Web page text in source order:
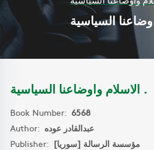
الاسلام واوضاعنا السياسية .
Book Number: 6568
Author: عبدالقادر عوده
Publisher: مؤسسة الرسالة [سوريا]